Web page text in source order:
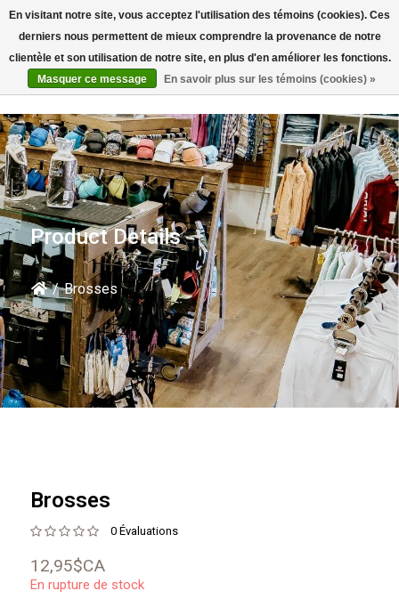
Rechercher
Product Details
/ Brosses
Brosses
0 Évaluations
12,95$CA
En rupture de stock
En visitant notre site, vous acceptez l'utilisation des témoins (cookies). Ces
derniers nous permettent de mieux comprendre la provenance de notre
clientèle et son utilisation de notre site, en plus d'en améliorer les fonctions.
Masquer ce message
En savoir plus sur les témoins (cookies) »